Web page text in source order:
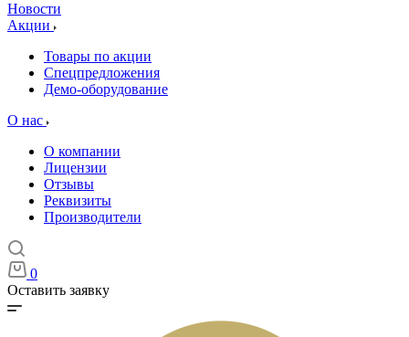
Новости
Акции
Товары по акции
Спецпредложения
Демо-оборудование
О нас
О компании
Лицензии
Отзывы
Реквизиты
Производители
0
Оставить заявку